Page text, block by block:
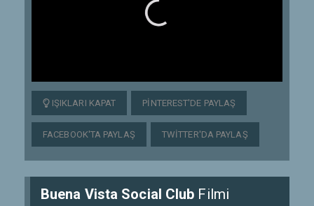
IŞIKLARI KAPAT PINTEREST'DE PAYLAŞ
FACEBOOK'TA PAYLAŞ TWITTER'DA PAYLAŞ
Buena Vista Social Club Filmi